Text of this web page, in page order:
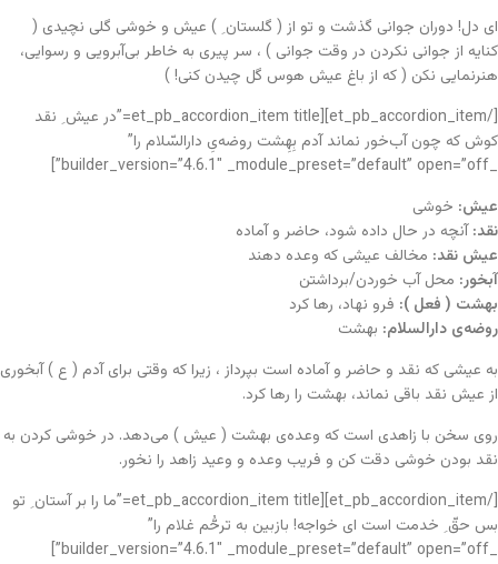
ای دل! دوران جوانی گذشت و تو از ( گلستان ِ ) عیش و خوشی گلی نچیدی (
کنایه از جوانی نکردن در وقت جوانی ) ، سر پیری به خاطر بی‌آبرویی و رسوایی،
هنرنمایی نکن ( که از باغ عیش هوس گل چیدن کنی! )
[/et_pb_accordion_item][et_pb_accordion_item title=”در عیش ِ نقد
کوش که چون آب‌خور نماند آدم بِهِشت روضه‌یِ دارالسّلام را”
_builder_version=”4.6.1″ _module_preset=”default” open=”off”]
عیش: خوشی
نقد:آنچه در حال داده شود، حاضر و آماده
عیش نقد: مخالف عیشی که وعده دهند
آبخور: محل آب خوردن/برداشتن
بهشت ( فعل ): فرو نهاد، رها کرد
روضه‌ی دارالسلام: بهشت
به عیشی که نقد و حاضر و آماده است بپرداز ، زیرا که وقتی برای آدم ( ع ) آبخوری
از عیش نقد باقی نماند، بهشت را رها کرد.
روی سخن با زاهدی است که وعده‌ی بهشت ( عیش ) می‌دهد. در خوشی کردن به
نقد بودن خوشی دقت کن و فریب وعده و وعید زاهد را نخور.
[/et_pb_accordion_item][et_pb_accordion_item title=”ما را بر آستان ِ تو
بس حقّ ِ خدمت است ای خواجه! بازبین به ترحُّم غلام را”
_builder_version=”4.6.1″ _module_preset=”default” open=”off”]